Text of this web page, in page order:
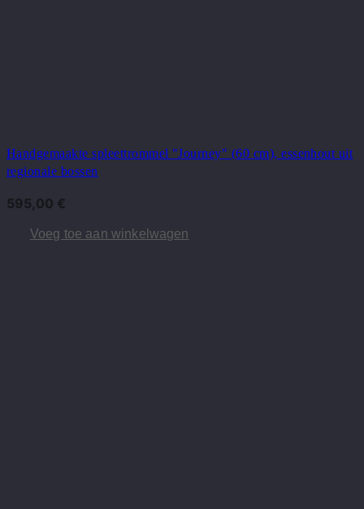
Handgemaakte spleettrommel "Journey" (60 cm), essenhout uit
regionale bossen
595,00 €
Voeg toe aan winkelwagen